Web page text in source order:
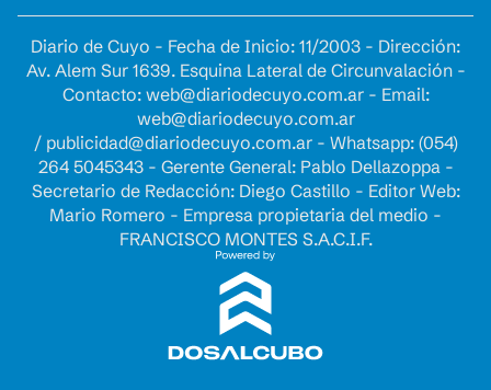
Diario de Cuyo - Fecha de Inicio: 11/2003 - Dirección:
Av. Alem Sur 1639. Esquina Lateral de Circunvalación -
Contacto: web@diariodecuyo.com.ar- Email:
web@diariodecuyo.com.ar
/ publicidad@diariodecuyo.com.ar- Whatsapp: (054)
264 5045343 - Gerente General: Pablo Dellazoppa -
Secretario de Redacción: Diego Castillo - Editor Web:
Mario Romero - Empresa propietaria del medio -
FRANCISCO MONTES S.A.C.I.F.